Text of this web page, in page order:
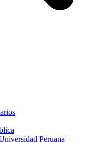
Peruana